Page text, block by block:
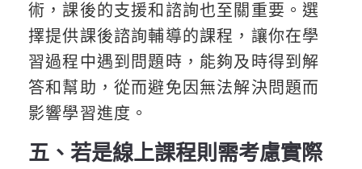
術，課後的支援和諮詢也至關重要。選
擇提供課後諮詢輔導的課程，讓你在學
習過程中遇到問題時，能夠及時得到解
答和幫助，從而避免因無法解決問題而
影響學習進度。
五、若是線上課程則需考慮實際